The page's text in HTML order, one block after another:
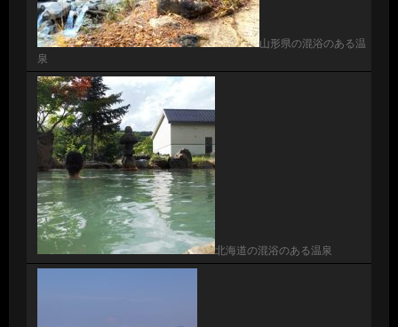
山形県の混浴のある温
泉
北海道の混浴のある温泉